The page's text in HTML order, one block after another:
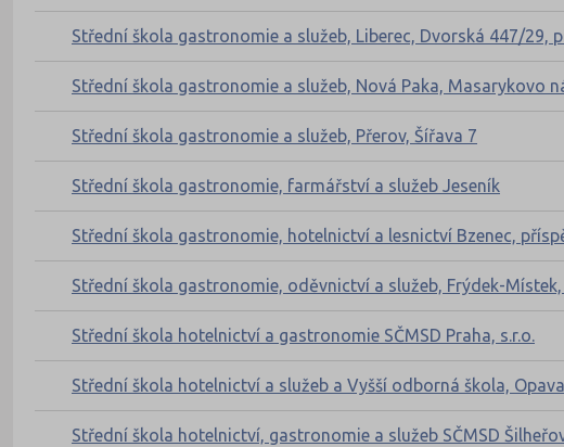
Střední škola gastronomie a služeb, Liberec, Dvorská 447/29,
Střední škola gastronomie a služeb, Nová Paka, Masarykovo
Střední škola gastronomie a služeb, Přerov, Šířava 7
Střední škola gastronomie, farmářství a služeb Jeseník
Střední škola gastronomie, hotelnictví a lesnictví Bzenec,
Střední škola gastronomie, oděvnictví a služeb, Frýdek-
Střední škola hotelnictví a gastronomie SČMSD Praha, s.r.o.
Střední škola hotelnictví a služeb a Vyšší odborná škola,
Střední škola hotelnictví, gastronomie a služeb SČMSD